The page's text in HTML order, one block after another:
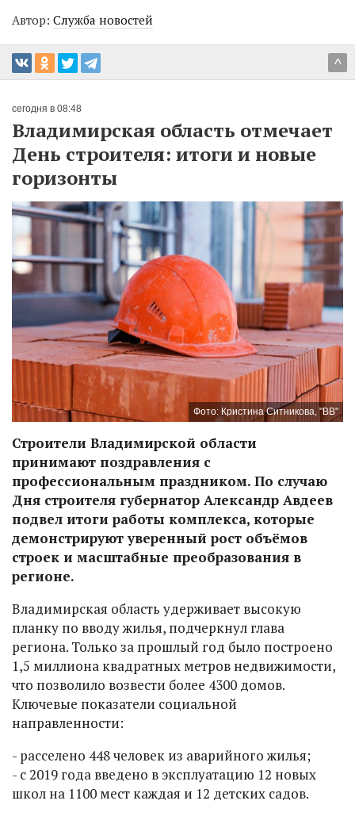
Автор: Служба новостей
^
сегодня в 08:48
Владимирская область отмечает
День строителя: итоги и новые
горизонты
Фото: Кристина Ситникова, "ВВ"
Строители Владимирской области
принимают поздравления с
профессиональным праздником. По случаю
Дня строителя губернатор Александр Авдеев
подвел итоги работы комплекса, которые
демонстрируют уверенный рост объёмов
строек и масштабные преобразования в
регионе.
Владимирская область удерживает высокую
планку по вводу жилья, подчеркнул глава
региона. Только за прошлый год было построено
1,5 миллиона квадратных метров недвижимости,
что позволило возвести более 4300 домов.
Ключевые показатели социальной
направленности:
- расселено 448 человек из аварийного жилья;
- с 2019 года введено в эксплуатацию 12 новых
школ на 1100 мест каждая и 12 детских садов.